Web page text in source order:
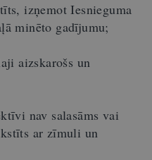
izņemot Iesnieguma
minēto gadījumu;
aizskarošs un
nav salasāms vai
ar zīmuli un